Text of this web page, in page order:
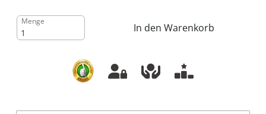
Menge
In den Warenkorb